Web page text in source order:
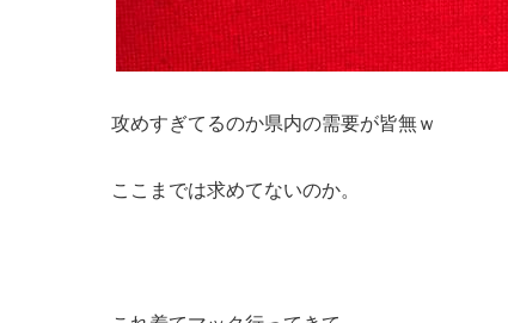
攻めすぎてるのか県内の需要が皆無ｗ
ここまでは求めてないのか。